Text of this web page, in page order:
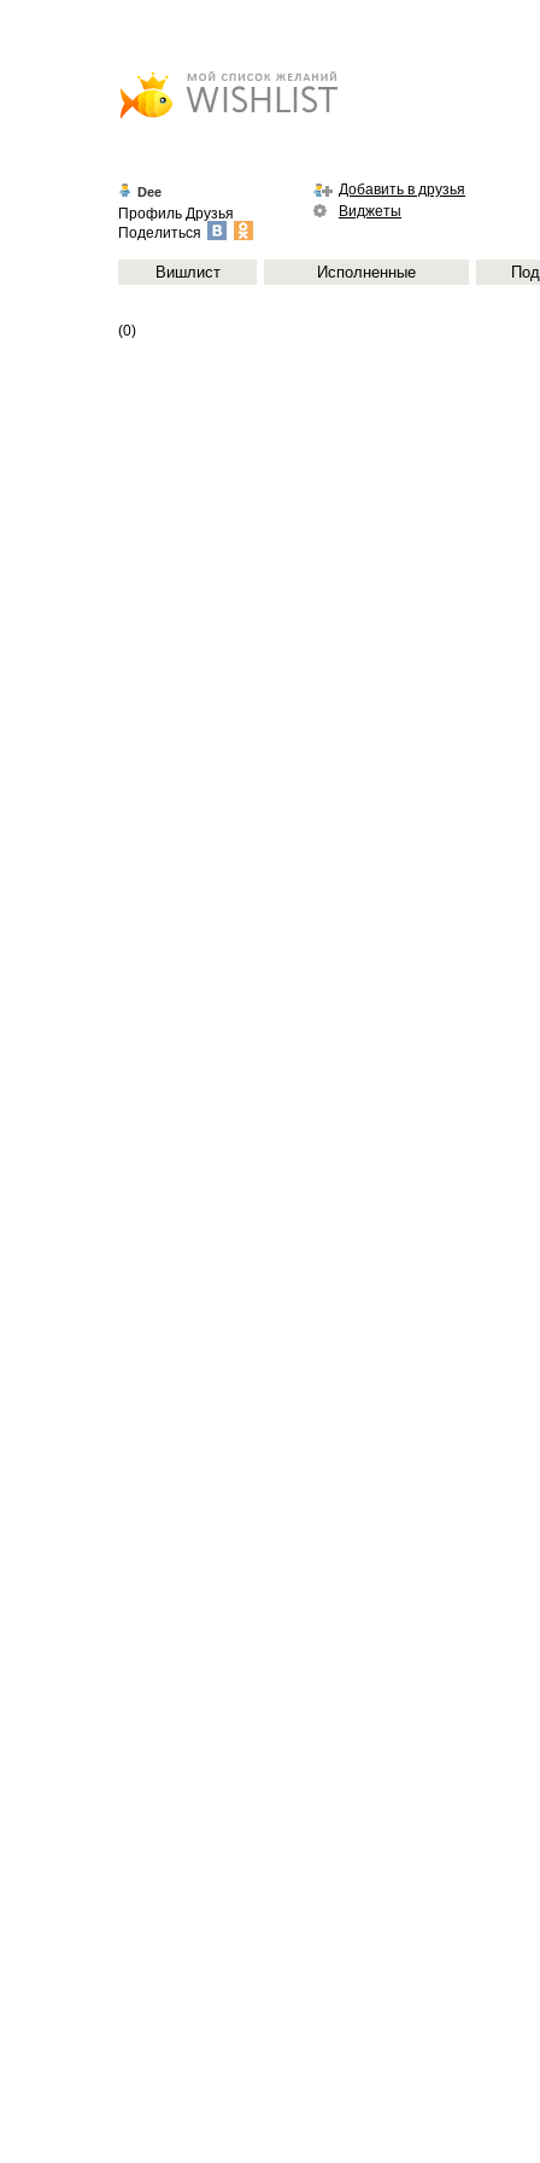
Dee
Профиль Друзья
Поделиться
Добавить в друзья
Виджеты
Вишлист Исполненные
(0)